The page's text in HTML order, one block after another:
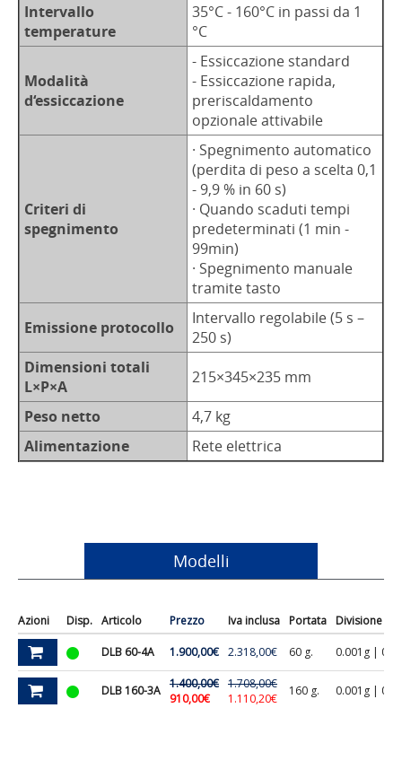
Intervallo
temperature
35°C - 160°C in passi da 1
°C
Modalità
d‘essiccazione
- Essiccazione standard
- Essiccazione rapida,
preriscaldamento
opzionale attivabile
Criteri di
spegnimento
· Spegnimento automatico
(perdita di peso a scelta 0,1
- 9,9 % in 60 s)
· Quando scaduti tempi
predeterminati (1 min -
99min)
· Spegnimento manuale
tramite tasto
Emissione protocollo
Intervallo regolabile (5 s –
250 s)
Dimensioni totali
L×P×A
215×345×235 mm
Peso netto
4,7 kg
Alimentazione
Rete elettrica
Modelli
Azioni Disp. Articolo Prezzo Iva inclusa Portata Divisione
DLB 60-4A 1.900,00€ 2.318,00€ 60 g. 0.001g |
DLB 160-3A 1.400,00€
910,00€
1.708,00€
1.110,20€
160 g. 0.001g |